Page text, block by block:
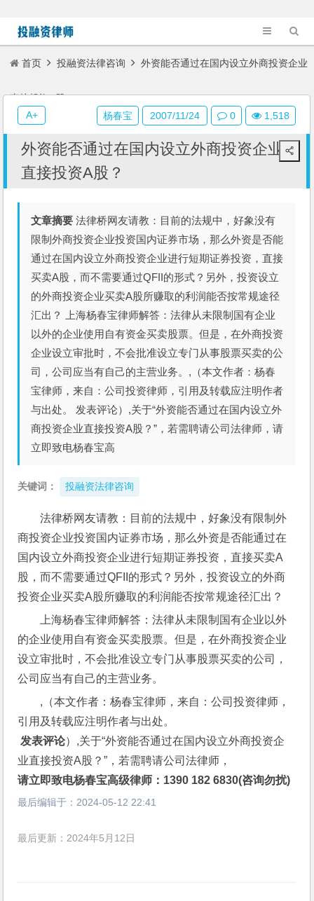
首页 投融资法律咨询 外资能否通过在国内设立外商投资企业
直接投资A股？
外资能否通过在国内设立外商投资企业
直接投资A股？
文章摘要 法律桥网友请教：目前的法规中，好象没有
限制外商投资企业投资国内证券市场，那么外资是否能
通过在国内设立外商投资企业进行短期证券投资，直接
买卖A股，而不需要通过QFII的形式？另外，投资设立
的外商投资企业买卖A股所赚取的利润能否按常规途径
汇出？ 上海杨春宝律师解答：法律从未限制国有企业
以外的企业使用自有资金买卖股票。但是，在外商投资
企业设立审批时，不会批准设立专门从事股票买卖的公
司，公司应当有自己的主营业务。,（本文作者：杨春
宝律师，来自：公司投资律师，引用及转载应注明作者
与出处。 发表评论）,关于“外资能否通过在国内设立外
商投资企业直接投资A股？”，若需聘请公司法律师，请
立即致电杨春宝高
关键词： 投融资法律咨询
法律桥网友请教：目前的法规中，好象没有限制外
商投资企业投资国内证券市场，那么外资是否能通过在
国内设立外商投资企业进行短期证券投资，直接买卖A
股，而不需要通过QFII的形式？另外，投资设立的外商
投资企业买卖A股所赚取的利润能否按常规途径汇出？
上海杨春宝律师解答：法律从未限制国有企业以外
的企业使用自有资金买卖股票。但是，在外商投资企业
设立审批时，不会批准设立专门从事股票买卖的公司，
公司应当有自己的主营业务。
,（本文作者：杨春宝律师，来自：公司投资律师，
引用及转载应注明作者与出处。
发表评论）,关于“外资能否通过在国内设立外商投资企
业直接投资A股？”，若需聘请公司法律师，
请立即致电杨春宝高级律师：1390 182 6830(咨询勿扰)
最后编辑于： 2024-05-12 22:41
最后更新：2024年5月12日
杨春宝 2007/11/24 0 1,518
A+